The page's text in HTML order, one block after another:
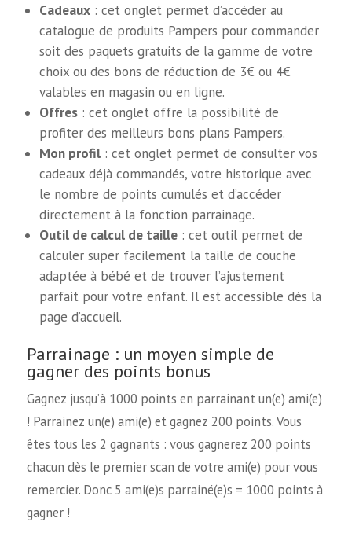
Cadeaux : cet onglet permet d’accéder au
catalogue de produits Pampers pour commander
soit des paquets gratuits de la gamme de votre
choix ou des bons de réduction de 3€ ou 4€
valables en magasin ou en ligne.
Offres : cet onglet offre la possibilité de
profiter des meilleurs bons plans Pampers.
Mon profil : cet onglet permet de consulter vos
cadeaux déjà commandés, votre historique avec
le nombre de points cumulés et d’accéder
directement à la fonction parrainage.
Outil de calcul de taille : cet outil permet de
calculer super facilement la taille de couche
adaptée à bébé et de trouver l’ajustement
parfait pour votre enfant. Il est accessible dès la
page d’accueil.
Parrainage : un moyen simple de
gagner des points bonus
Gagnez jusqu’à 1000 points en parrainant un(e) ami(e)
! Parrainez un(e) ami(e) et gagnez 200 points. Vous
êtes tous les 2 gagnants : vous gagnerez 200 points
chacun dès le premier scan de votre ami(e) pour vous
remercier. Donc 5 ami(e)s parrainé(e)s = 1000 points à
gagner !